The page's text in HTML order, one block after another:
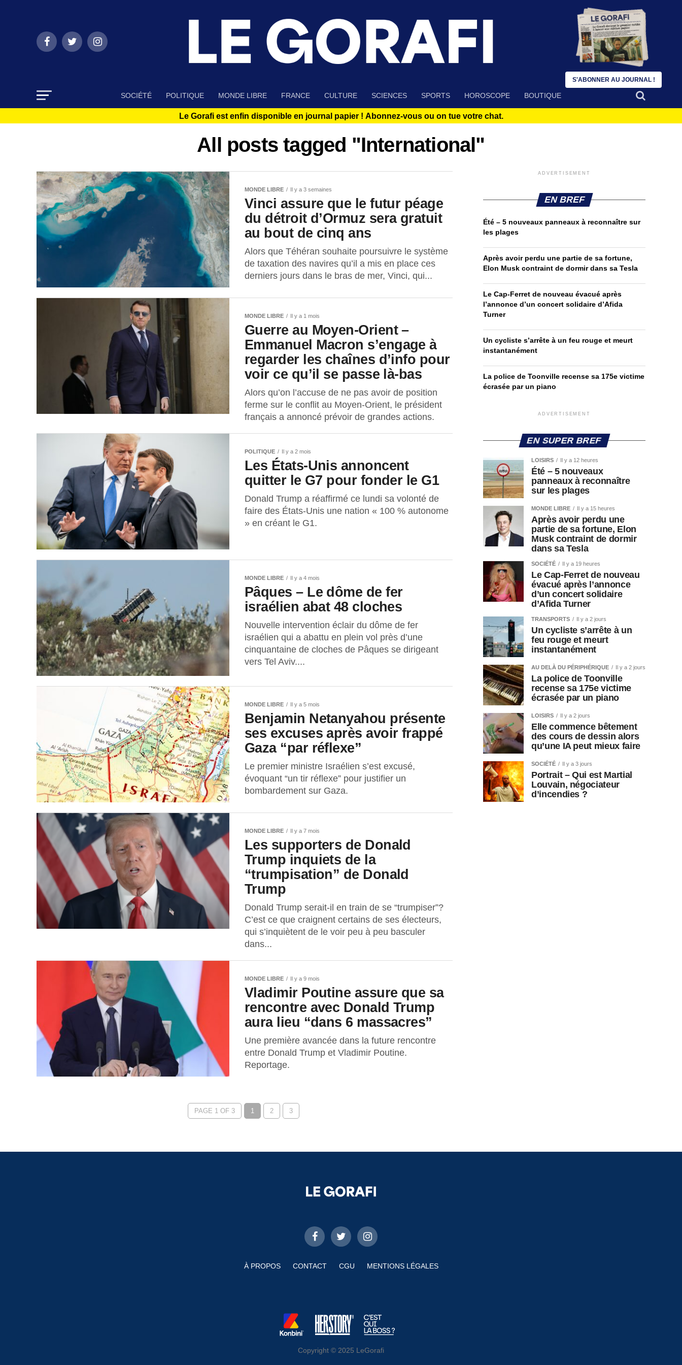
SOCIÉTÉ POLITIQUE MONDE LIBRE FRANCE CULTURE SCIENCES SPORTS HOROSCOPE BOUTIQUE
Le Gorafi est enfin disponible en journal papier ! Abonnez-vous ou on tue votre chat.
All posts tagged "International"
MONDE LIBRE Il y a 3 semaines
Vinci assure que le futur péage
du détroit d’Ormuz sera gratuit
au bout de cinq ans
Alors que Téhéran souhaite poursuivre le système
de taxation des navires qu’il a mis en place ces
derniers jours dans le bras de mer, Vinci, qui...
MONDE LIBRE Il y a 1 mois
Guerre au Moyen-Orient –
Emmanuel Macron s’engage à
regarder les chaînes d’info pour
voir ce qu’il se passe là-bas
Alors qu’on l’accuse de ne pas avoir de position
ferme sur le conflit au Moyen-Orient, le président
français a annoncé prévoir de grandes actions.
POLITIQUE Il y a 2 mois
Les États-Unis annoncent
quitter le G7 pour fonder le G1
Donald Trump a réaffirmé ce lundi sa volonté de
faire des États-Unis une nation « 100 % autonome
» en créant le G1.
MONDE LIBRE Il y a 4 mois
Pâques – Le dôme de fer
israélien abat 48 cloches
Nouvelle intervention éclair du dôme de fer
israélien qui a abattu en plein vol près d’une
cinquantaine de cloches de Pâques se dirigeant
vers Tel Aviv....
MONDE LIBRE Il y a 5 mois
Benjamin Netanyahou présente
ses excuses après avoir frappé
Gaza “par réflexe”
Le premier ministre Israélien s’est excusé,
évoquant “un tir réflexe” pour justifier un
bombardement sur Gaza.
MONDE LIBRE Il y a 7 mois
Les supporters de Donald
Trump inquiets de la
“trumpisation” de Donald
Trump
Donald Trump serait-il en train de se “trumpiser”?
C’est ce que craignent certains de ses électeurs,
qui s’inquiètent de le voir peu à peu basculer
dans...
MONDE LIBRE Il y a 9 mois
Vladimir Poutine assure que sa
rencontre avec Donald Trump
aura lieu “dans 6 massacres”
Une première avancée dans la future rencontre
entre Donald Trump et Vladimir Poutine.
Reportage.
PAGE 1 OF 3 1 2 3
ADVERTISEMENT
EN BREF
Été – 5 nouveaux panneaux à reconnaître sur
les plages
Après avoir perdu une partie de sa fortune,
Elon Musk contraint de dormir dans sa Tesla
Le Cap-Ferret de nouveau évacué après
l’annonce d’un concert solidaire d’Afida
Turner
Un cycliste s’arrête à un feu rouge et meurt
instantanément
La police de Toonville recense sa 175e victime
écrasée par un piano
ADVERTISEMENT
EN SUPER BREF
LOISIRS Il y a 12 heures
Été – 5 nouveaux
panneaux à reconnaître
sur les plages
MONDE LIBRE Il y a 15 heures
Après avoir perdu une
partie de sa fortune, Elon
Musk contraint de dormir
dans sa Tesla
SOCIÉTÉ Il y a 19 heures
Le Cap-Ferret de nouveau
évacué après l’annonce
d’un concert solidaire
d’Afida Turner
TRANSPORTS Il y a 2 jours
Un cycliste s’arrête à un
feu rouge et meurt
instantanément
AU DELÀ DU PÉRIPHÉRIQUE Il y a 2 jours
La police de Toonville
recense sa 175e victime
écrasée par un piano
LOISIRS Il y a 2 jours
Elle commence bêtement
des cours de dessin alors
qu’une IA peut mieux faire
SOCIÉTÉ Il y a 3 jours
Portrait – Qui est Martial
Louvain, négociateur
d’incendies ?
À PROPOS CONTACT CGU MENTIONS LÉGALES
Copyright © 2025 LeGorafi
S'ABONNER AU JOURNAL !